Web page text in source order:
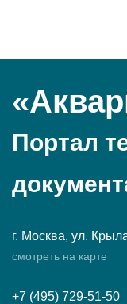
Портал
г. Москва, ул.
смотреть на карте
+7 (495) 729-51-50